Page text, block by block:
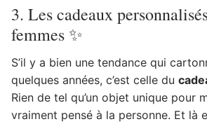
3. Les cadeaux
femmes ✨
S’il y a bien une tendance qui
quelques années, c’est celle du
Rien de tel qu’un objet unique pour
vraiment pensé à la personne. Et là